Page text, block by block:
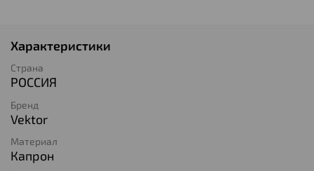
Характеристики
Страна
РОССИЯ
Бренд
Vektor
Материал
Капрон